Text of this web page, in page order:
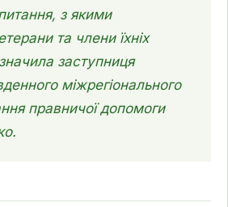
з якими
та члени їхніх
заступниця
міжрегіонального
правничої допомоги